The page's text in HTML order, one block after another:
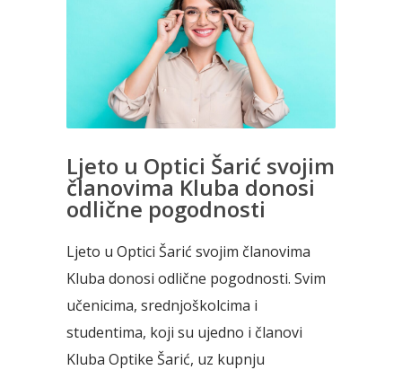
Ljeto u Optici Šarić svojim
članovima Kluba donosi
odlične pogodnosti
Ljeto u Optici Šarić svojim članovima
Kluba donosi odlične pogodnosti. Svim
učenicima, srednjoškolcima i
studentima, koji su ujedno i članovi
Kluba Optike Šarić, uz kupnju